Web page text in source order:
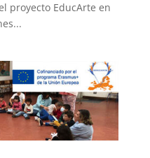
proyecto EducArte en